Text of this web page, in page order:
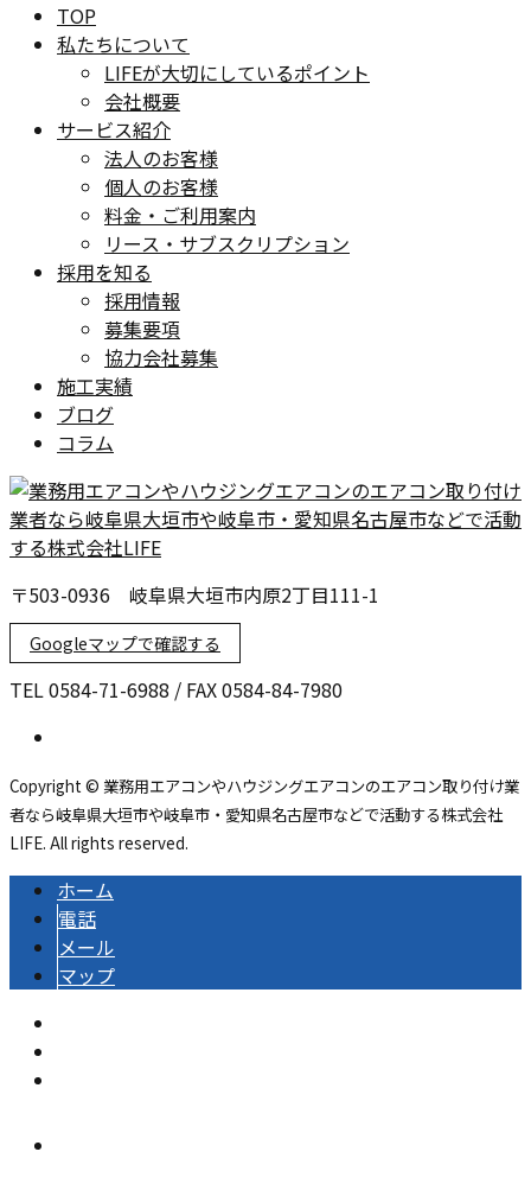
TOP
私たちについて
LIFEが大切にしているポイント
会社概要
サービス紹介
法人のお客様
個人のお客様
料金・ご利用案内
リース・サブスクリプション
採用を知る
採用情報
募集要項
協力会社募集
施工実績
ブログ
コラム
〒503-0936 岐阜県大垣市内原2丁目111-1
Googleマップで確認する
TEL 0584-71-6988 / FAX 0584-84-7980
Copyright © 業務用エアコンやハウジングエアコンのエアコン取り付け業
者なら岐阜県大垣市や岐阜市・愛知県名古屋市などで活動する株式会社
LIFE. All rights reserved.
ホーム
電話
メール
マップ